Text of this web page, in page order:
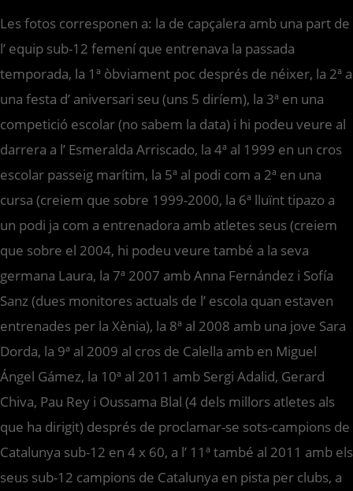
Les fotos corresponen a: la de capçalera amb una part de
l’ equip sub-12 femení que entrenava la passada
temporada, la 1ª òbviament poc després de néixer, la 2ª a
una festa d’ aniversari seu (uns 5 diríem), la 3ª en una
competició escolar (no sabem la data) i hi podeu veure al
darrera a l’ Esmeralda Arriscado, la 4ª al 1999 en un cros
escolar passeig marítim, la 5ª al podi com a 2ª en una
cursa (creiem que sobre 1999-2000, la 6ª lluïnt tipazo a
un podi ja com a entrenadora amb atletes seus (creiem
que sobre el 2004, hi podeu veure també a la seva
germana Laura, la 7ª 2007 amb Anna Fernández i Sofía
Sanz (dues monitores actuals de l’ escola quan estaven
entrenades per la Xènia), la 8ª al 2008 amb una jove Sara
Dorda, la 9ª al 2009 al cros de Calella amb en Miguel
Ángel Gámez, la 10ª al 2011 amb Sergi Adalid, Gerard
Chiva, Pau Rey i Oussama Blal (4 dels millors atletes als
que ha dirigit) després de proclamar-se sots-campions de
Catalunya sub-12 en 4 x 60, a l’ 11ª també al 2011 amb els
seus sub-12 campions de Catalunya en pista per clubs, a